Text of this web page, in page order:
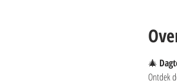
🎄
Ontdek